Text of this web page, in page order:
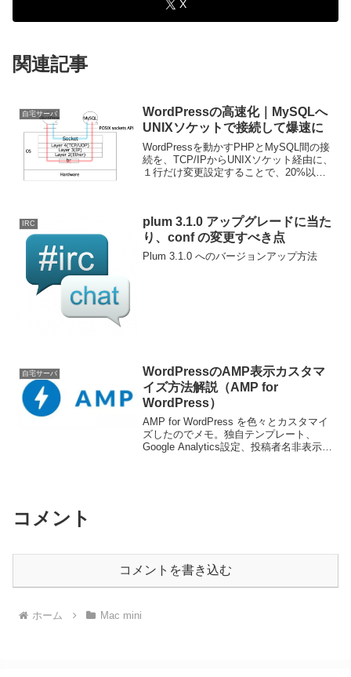
X
関連記事
自宅サーバ
WordPressの高速化｜MySQLへ
UNIXソケットで接続して爆速に
WordPressを動かすPHPとMySQL間の接
続を、TCP/IPからUNIXソケット経由に、
１行だけ変更設定することで、20%以上
IRC
plum 3.1.0 アップグレードに当た
り、conf の変更すべき点
Plum 3.1.0 へのバージョンアップ方法
自宅サーバ
WordPressのAMP表示カスタマ
イズ方法解説（AMP for
WordPress）
AMP for WordPress を色々とカスタマイ
ズしたのでメモ。独自テンプレート、
Google Analytics設定、投稿者名非表示、
コメント
コメントを書き込む
ホーム Mac mini